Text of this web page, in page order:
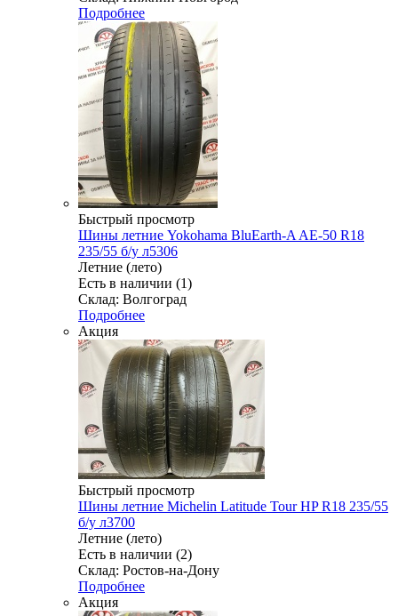
Подробнее
Быстрый просмотр
Шины летние Yokohama BluEarth-A AE-50 R18
235/55 б/у л5306
Летние (лето)
Есть в наличии (1)
Склад: Волгоград
Подробнее
Акция
Быстрый просмотр
Шины летние Michelin Latitude Tour HP R18 235/55
б/у л3700
Летние (лето)
Есть в наличии (2)
Склад: Ростов-на-Дону
Подробнее
Акция